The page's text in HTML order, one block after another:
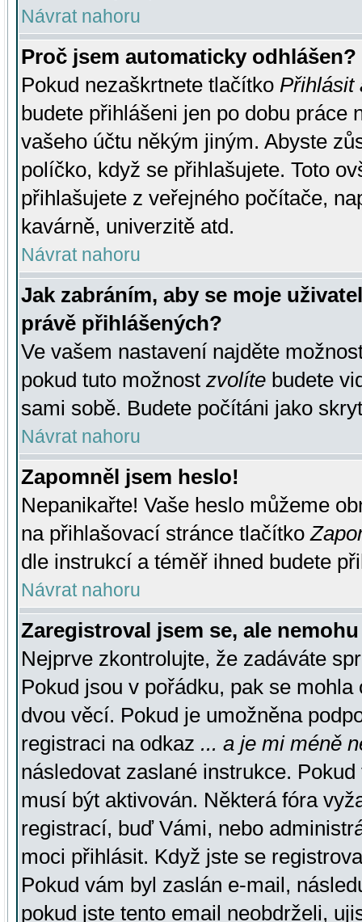
Návrat nahoru
Proč jsem automaticky odhlášen?
Pokud nezaškrtnete tlačítko Přihlásit
budete přihlášeni jen po dobu práce
vašeho účtu někým jiným. Abyste
políčko, když se přihlašujete. Toto
přihlašujete z veřejného počítače,
kavárně, univerzitě atd.
Návrat nahoru
Jak zabráním, aby se moje
právě přihlášených?
Ve vašem nastavení najděte
pokud tuto možnost zvolíte budete
sami sobě. Budete počítáni jako
Návrat nahoru
Zapomněl jsem heslo!
Nepanikařte! Vaše heslo můžeme
na přihlašovací stránce tlačítko
dle instrukcí a téměř ihned budete
Návrat nahoru
Zaregistroval jsem se, ale
Nejprve zkontrolujte, že zadáváte
Pokud jsou v pořádku, pak se
dvou věcí. Pokud je umožněna
registraci na odkaz ... a je mi méně
následovat zaslané instrukce.
musí být aktivován. Některá fóra
registrací, buď Vámi, nebo
moci přihlásit. Když jste se
Pokud vám byl zaslán e-mail,
pokud jste tento email neobdrželi,